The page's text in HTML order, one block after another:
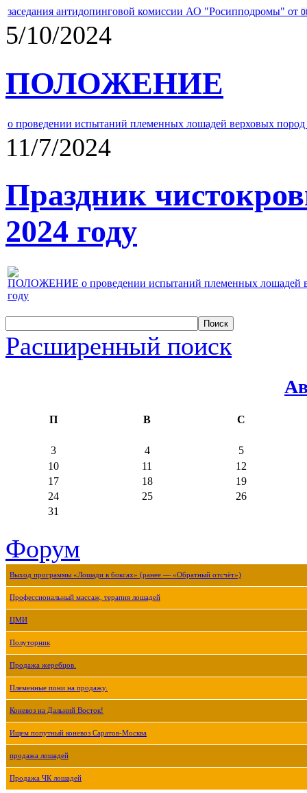
заседания антидопинговой комиссии АО "Росипподромы" от
5/10/2024
ПОЛОЖЕНИЕ
о проведении испытаний племенных лошадей верховых
11/7/2024
Праздник
2024 году
ПОЛОЖЕНИЕ о проведении испытаний племенных лошадей
году
Расширенный поиск
П В С
3 4
5
10
11
12
17
18
19
24
25
26
31
Форум
Выход программы «Лошади в боксах» (ранее — «Обратный отсчёт»)
Профессиональный массаж, терапия лошадей
ЦМИ
Полуторник
Продажа жеребцов.
Племенные пони на продажу.
Коневоз на Дальний Восток!
Ищем попутный коневоз Саратов-Москва
продажа лошадей
Продажа ЧК лошадей